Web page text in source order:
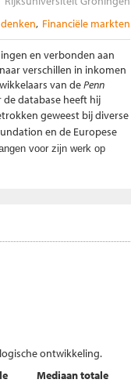
Financiële markten
en verbonden aan
verschillen in inkomen
van dePenn
database heeft hij
geweest bij diverse
en de Europese
voor zijn werk op
ontwikkeling.
Mediaan totale